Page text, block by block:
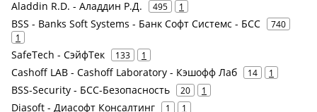
Aladdin R.D. - Аладдин Р.Д. 495 1
BSS - Banks Soft Systems - Банк Софт Системс - БСС
740
1
SafeTech - СэйфТек 133 1
Cashoff LAB - Cashoff Laboratory - Кэшофф Лаб 14 1
BSS-Security - БСС-Безопасность 20 1
Diasoft - Диасофт Консалтинг 1 1